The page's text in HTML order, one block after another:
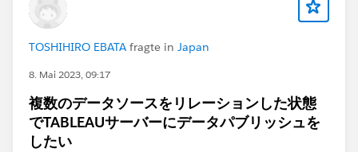
TOSHIHIRO EBATA fragte in Japan
8. Mai 2023, 09:17
複数のデータソースをリレーションした状態
でTABLEAUサーバーにデータパブリッシュを
したい